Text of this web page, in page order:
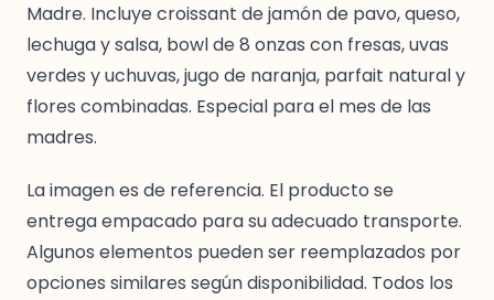
Madre. Incluye croissant de jamón de pavo, queso,
lechuga y salsa, bowl de 8 onzas con fresas, uvas
verdes y uchuvas, jugo de naranja, parfait natural y
flores combinadas. Especial para el mes de las
madres.
La imagen es de referencia. El producto se
entrega empacado para su adecuado transporte.
Algunos elementos pueden ser reemplazados por
opciones similares según disponibilidad. Todos los